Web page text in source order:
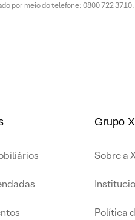
por meio do telefone: 0800 722
Grupo
Sobre a
Política